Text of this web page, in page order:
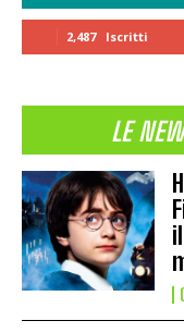
2,487 Iscritti
LE